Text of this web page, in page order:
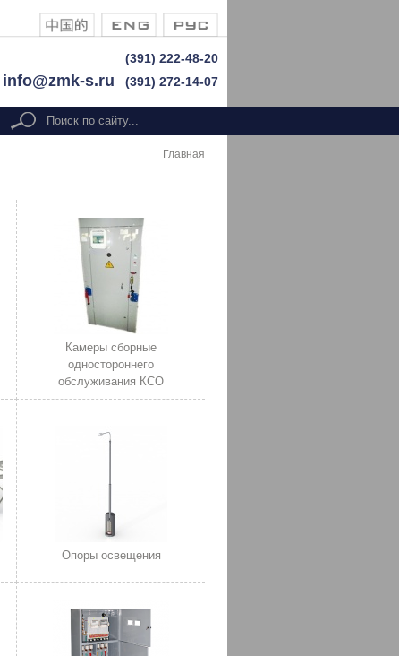
(391) 222-48-20
info@zmk-s.ru (391) 272-14-07
Форма поиска
search
Главная
Камеры сборные
одностороннего
обслуживания КСО
Опоры освещения